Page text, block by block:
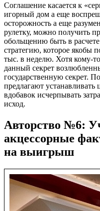
Соглашение касается к
игорный дом а еще
осторожность а еще
рулетку, можно получить
обольщению быть в расчете
стратегию, которое якобы
тыс. в неделю. Хотя кому-
данный секрет
государственную секрет.
предлагают
вдобавок исчерпывать
исход.
Авторство №6:
акцессорные
на выигрыш